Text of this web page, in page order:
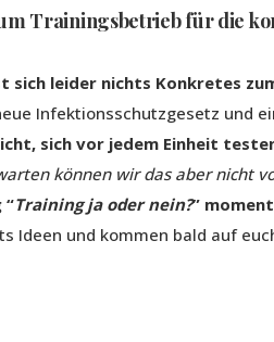
Trainingsbetrieb für die
sich leider nichts Konkretes
Infektionsschutzgesetz und
sich vor jedem Einheit
können wir das aber nicht
“Training ja oder nein?”
Ideen und kommen bald auf